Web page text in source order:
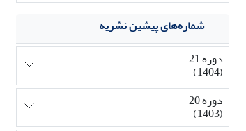
شماره‌های پیشین نشریه
دوره 21
(1404)
دوره 20
(1403)